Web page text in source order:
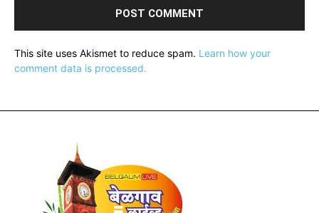
This site uses Akismet to reduce spam. Learn how your
comment data is processed.